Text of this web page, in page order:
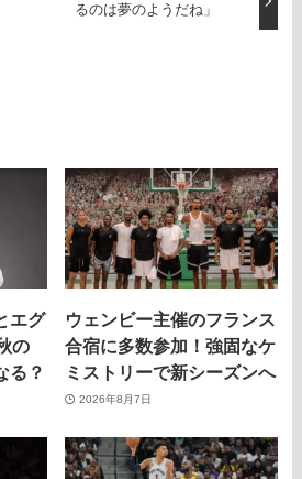
るのは夢のようだね」
エグ
の
る？
ウェンビー主催のフランス
合宿に多数参加！強固なケ
ミストリーで新シーズンへ
2026年8月7日